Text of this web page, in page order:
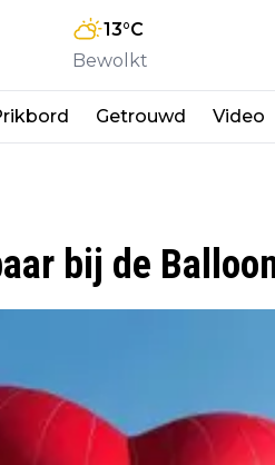
13°C
Bewolkt
Getrouwd Video
bij de